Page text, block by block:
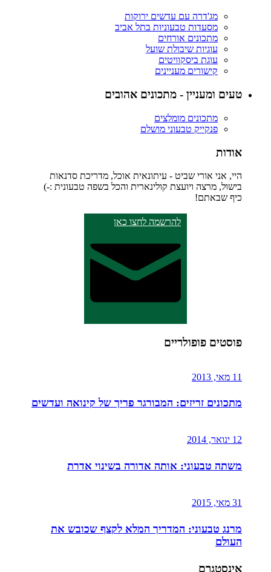
מג'דרה עם עדשים ירוקות
מסעדות טבעוניות בתל אביב
מתכונים אורחים
עוגיות שיבולת שועל
עוגת ביסקוויטים
קישורים מעניינים
טעים ומעניין - מתכונים אהובים
מתכונים מומלצים
פנקייק טבעוני מושלם
אודות
היי, אני אורי שביט - עיתונאית אוכל, מדריכת סדנאות
בישול, מרצה ויועצת קולינארית והכל בשפה טבעונית :-)
כיף שבאתם!
להרשמה לחצו כאן
פוסטים פופולריים
11 מאי, 2013
מתכונים זריזים: המבורגר פריך של קינואה ועדשים
12 ינואר, 2014
משתה טבעוני: אותה אדורה בשינוי אדרת
31 מאי, 2015
מרנג טבעוני: המדריך המלא לקצף שכובש את
העולם
אינסטגרם